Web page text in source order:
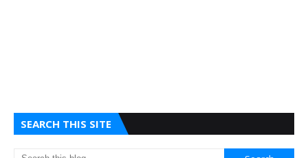
SEARCH THIS SITE